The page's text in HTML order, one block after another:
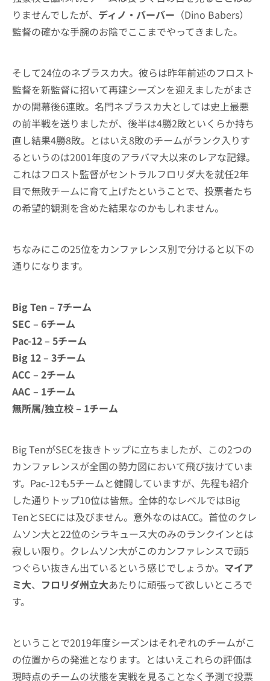
りませんでしたが、 ディノ・バーバー （Dino Babers）
監督の確かな手腕のお陰でここまでやってきました。
そして24位のネブラスカ大。彼らは昨年前述のフロスト
監督を新監督に招いて再建シーズンを迎えましたがまさ
かの開幕後6連敗。名門ネブラスカ大としては史上最悪
の前半戦を送りましたが、後半は4勝2敗といくらか持ち
直し結果4勝8敗。とはいえ8敗のチームがランク入りす
るというのは2001年度のアラバマ大以来のレアな記録。
これはフロスト監督がセントラルフロリダ大を就任2年
目で無敗チームに育て上げたということで、投票者たち
の希望的観測を含めた結果なのかもしれません。
ちなみにこの25位をカンファレンス別で分けると以下の
通りになります。
Big Ten – 7チーム
SEC – 6チーム
Pac-12 – 5チーム
Big 12 – 3チーム
ACC – 2チーム
AAC – 1チーム
無所属/独立校 – 1チーム
Big TenがSECを抜きトップに立ちましたが、この2つの
カンファレンスが全国の勢力図において飛び抜けていま
す。Pac-12も5チームと健闘していますが、先程も紹介
した通りトップ10位は皆無。全体的なレベルではBig
TenとSECには及びません。意外なのはACC。首位のクレ
ムソン大と22位のシラキュース大のみのランクインとは
寂しい限り。クレムソン大がこのカンファレンスで頭5
つぐらい抜きん出ているという感じでしょうか。 マイア
ミ大、 フロリダ州立大あたりに頑張って欲しいところで
す。
ということで2019年度シーズンはそれぞれのチームがこ
の位置からの発進となります。とはいえこれらの評価は
現時点のチームの状態を実戦を見ることなく予測で投票